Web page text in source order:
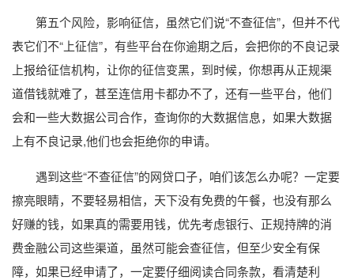
第五个风险，影响征信，虽然它们说“不查征信”，但并不代
表它们不“上征信”，有些平台在你逾期之后，会把你的不良记录
上报给征信机构，让你的征信变黑，到时候，你想再从正规渠
道借钱就难了，甚至连信用卡都办不了，还有一些平台，他们
会和一些大数据公司合作，查询你的大数据信息，如果大数据
上有不良记录,他们也会拒绝你的申请。
遇到这些“不查征信”的网贷口子，咱们该怎么办呢？一定要
擦亮眼睛，不要轻易相信，天下没有免费的午餐，也没有那么
好赚的钱，如果真的需要用钱，优先考虑银行、正规持牌的消
费金融公司这些渠道，虽然可能会查征信，但至少安全有保
障，如果已经申请了，一定要仔细阅读合同条款，看清楚利